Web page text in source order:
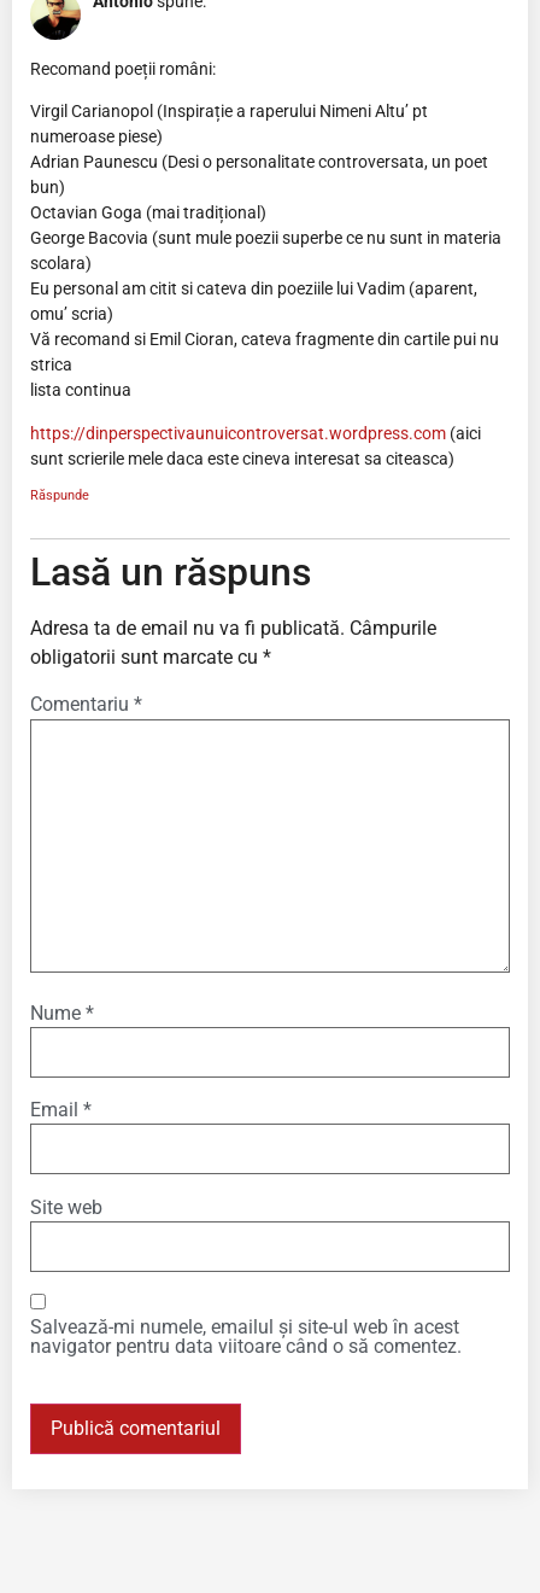
Recomand poeții români:
Virgil Carianopol (Inspirație a raperului Nimeni Altu’ pt
numeroase piese)
Adrian Paunescu (Desi o personalitate controversata, un poet
bun)
Octavian Goga (mai tradițional)
George Bacovia (sunt mule poezii superbe ce nu sunt in materia
scolara)
Eu personal am citit si cateva din poeziile lui Vadim (aparent,
omu’ scria)
Vă recomand si Emil Cioran, cateva fragmente din cartile pui nu
strica
lista continua
https://dinperspectivaunuicontroversat.wordpress.com (aici
sunt scrierile mele daca este cineva interesat sa citeasca)
Răspunde
Lasă un răspuns
Adresa ta de email nu va fi publicată. Câmpurile
obligatorii sunt marcate cu *
Comentariu *
Nume *
Email *
Site web
Salvează-mi numele, emailul și site-ul web în acest
navigator pentru data viitoare când o să comentez.